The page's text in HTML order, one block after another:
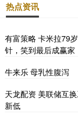
热点资讯
有富策略 卡米拉79
针，笑到最后成赢家
牛来乐 母乳性腹泻
天龙配资 美联储互
新低